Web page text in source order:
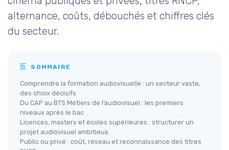
alternance, coûts, débouchés et chiffres clés
du secteur.
SOMMAIRE
Comprendre la formation audiovisuelle : un secteur vaste,
des choix décisifs
Du CAP au BTS Métiers de l’audiovisuel : les premiers
niveaux après le bac
Licences, masters et écoles supérieures : structurer un
projet audiovisuel ambitieux
Public ou privé : coût, réseau et reconnaissance des titres